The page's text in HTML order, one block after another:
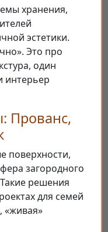
хранения,
эстетики.
Это про
один
интерьер
Прованс,
поверхности,
загородного
решения
для семей
«живая»